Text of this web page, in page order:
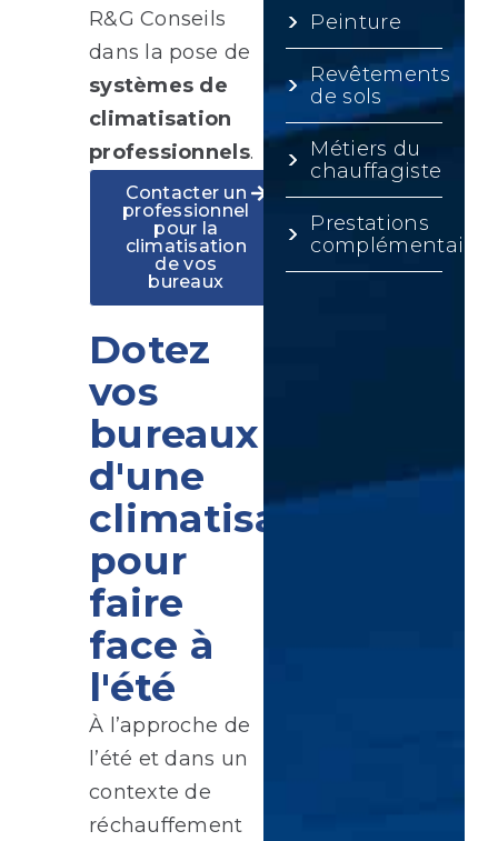
R&G Conseils
dans la pose de
systèmes de
climatisation
professionnels.
Contacter un
professionnel
pour la
climatisation
de vos
bureaux
Dotez
vos
bureaux
d'une
climatisation
pour
faire
face à
l'été
À l’approche de
l’été et dans un
contexte de
réchauffement
Peinture
Revêtements
de sols
Métiers du
chauffagiste
Prestations
complémentaires